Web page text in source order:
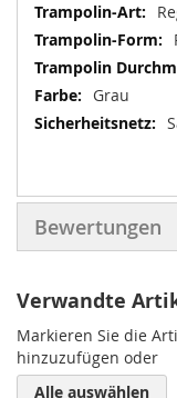
Grau
Bewertungen
Verwandte
Markieren Sie die
hinzuzufügen oder
Alle auswählen